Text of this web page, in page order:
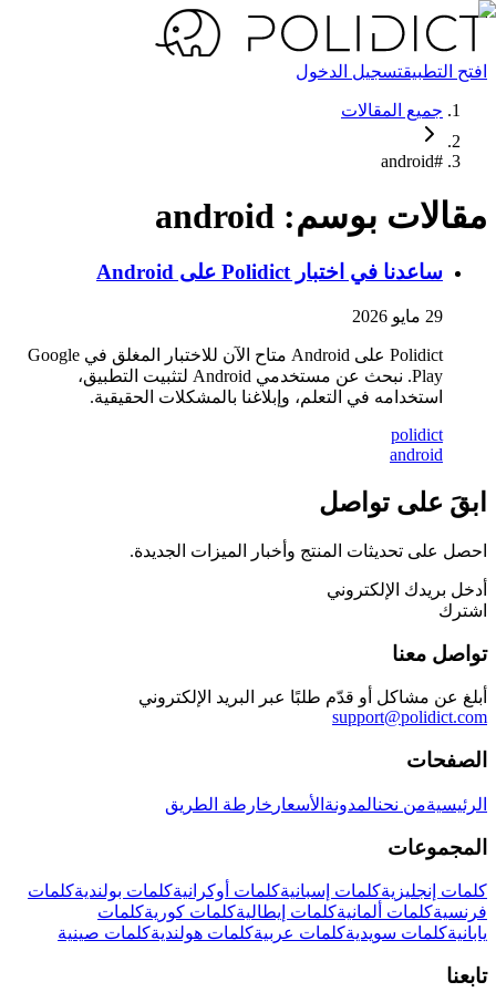
افتح التطبيقتسجيل الدخول
جميع المقالات
#
android
مقالات بوسم: android
ساعدنا في اختبار Polidict على Android
29 مايو 2026
Polidict على Android متاح الآن للاختبار المغلق في Google
Play. نبحث عن مستخدمي Android لتثبيت التطبيق،
استخدامه في التعلم، وإبلاغنا بالمشكلات الحقيقية.
polidict
android
ابقَ على تواصل
احصل على تحديثات المنتج وأخبار الميزات الجديدة.
أدخل بريدك الإلكتروني
اشترك
تواصل معنا
أبلغ عن مشاكل أو قدّم طلبًا عبر البريد الإلكتروني
support@polidict.com
الصفحات
الرئيسيةمن نحنالمدونة الأسعار خارطة الطريق
المجموعات
كلمات إنجليزيةكلمات إسبانيةكلمات أوكرانيةكلمات بولنديةكلمات
فرنسيةكلمات ألمانيةكلمات إيطاليةكلمات كوريةكلمات
يابانيةكلمات سويديةكلمات عربيةكلمات هولنديةكلمات صينية
تابعنا